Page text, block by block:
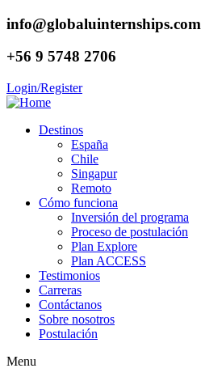
info@globaluinternships.com
+56 9 5748 2706
Login/Register
Destinos
España
Chile
Singapur
Remoto
Cómo funciona
Inversión del programa
Proceso de postulación
Plan Explore
Plan ACCESS
Testimonios
Carreras
Contáctanos
Sobre nosotros
Postulación
Menu